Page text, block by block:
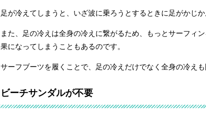
足が冷えてしまうと、いざ波に乗ろうとするときに足がかじ
また、足の冷えは全身の冷えに繋がるため、もっとサーフィ
果になってしまうこともあるのです。
サーフブーツを履くことで、足の冷えだけでなく全身の冷えも
ビーチサンダルが不要